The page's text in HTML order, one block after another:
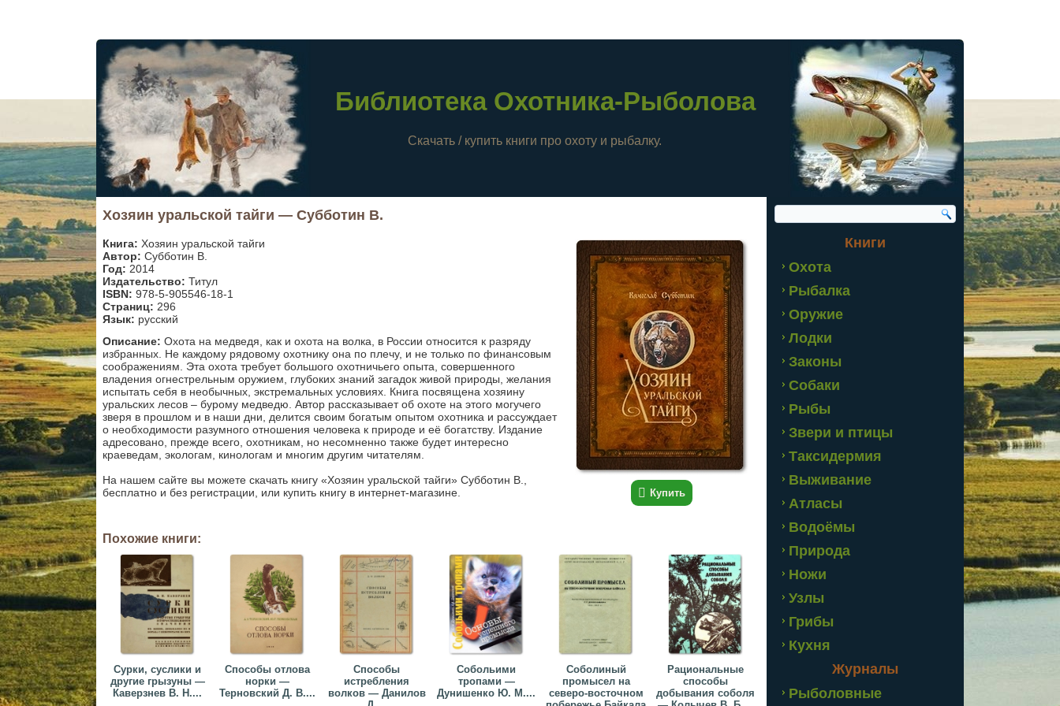
Библиотека Охотника-Рыболова
Скачать / купить книги про охоту и рыбалку.
Хозяин уральской тайги — Субботин В.
Купить
Книга: Хозяин уральской тайги
Автор: Субботин В.
Год: 2014
Издательство: Титул
ISBN: 978-5-905546-18-1
Страниц: 296
Язык: русский
Описание: Охота на медведя, как и охота на волка, в России относится к разряду
избранных. Не каждому рядовому охотнику она по плечу, и не только по финансовым
соображениям. Эта охота требует большого охотничьего опыта, совершенного
владения огнестрельным оружием, глубоких знаний загадок живой природы, желания
испытать себя в необычных, экстремальных условиях. Книга посвящена хозяину
уральских лесов – бурому медведю. Автор рассказывает об охоте на этого могучего
зверя в прошлом и в наши дни, делится своим богатым опытом охотника и рассуждает
о необходимости разумного отношения человека к природе и её богатству. Издание
адресовано, прежде всего, охотникам, но несомненно также будет интересно
краеведам, экологам, кинологам и многим другим читателям.
На нашем сайте вы можете скачать книгу «Хозяин уральской тайги» Субботин В.,
бесплатно и без регистрации, или купить книгу в интернет-магазине.
Похожие книги:
Сурки, суслики и
другие грызуны —
Каверзнев В. Н....
Способы отлова
норки —
Терновский Д. В....
Способы
истребления
волков — Данилов
Собольими
тропами —
Дунишенко Ю. М....
Соболиный
промысел на
северо-восточном
Рациональные
способы
добывания соболя
Книги
Охота
Рыбалка
Оружие
Лодки
Законы
Собаки
Рыбы
Звери и птицы
Таксидермия
Выживание
Атласы
Водоёмы
Природа
Ножи
Узлы
Грибы
Кухня
Журналы
Рыболовные